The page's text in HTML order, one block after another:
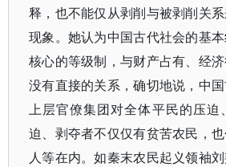
释，也不能仅从剥削与被剥削关
现象。她认为中国古代社会的基
核心的等级制，与财产占有、经
没有直接的关系，确切地说，中
上层官僚集团对全体平民的压迫
迫、剥夺者不仅仅有贫苦农民，
人等在内。如秦末农民起义领袖